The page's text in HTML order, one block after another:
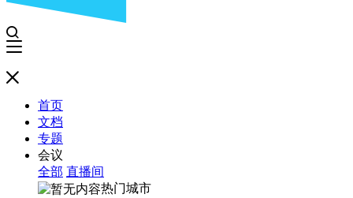
首页
文档
专题
会议
全部 直播间
热门城市